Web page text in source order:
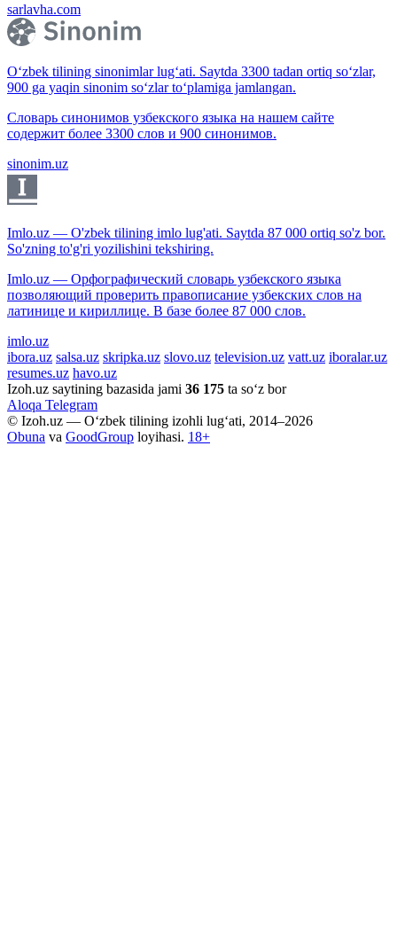
sarlavha.com
O‘zbek tilining sinonimlar lug‘ati. Saytda 3300 tadan ortiq so‘zlar,
900 ga yaqin sinonim so‘zlar to‘plamiga jamlangan.
Словарь синонимов узбекского языка на нашем сайте
содержит более 3300 слов и 900 синонимов.
sinonim.uz
Imlo.uz — O'zbek tilining imlo lug'ati. Saytda 87 000 ortiq so'z bor.
So'zning to'g'ri yozilishini tekshiring.
Imlo.uz — Орфографический словарь узбекского языка
позволяющий проверить правописание узбекских слов на
латинице и кириллице. В базе более 87 000 слов.
imlo.uz
ibora.uz salsa.uz skripka.uz slovo.uz television.uz vatt.uz iboralar.uz
resumes.uz havo.uz
Izoh.uz saytining bazasida jami 36 175 ta so‘z bor
Aloqa Telegram
© Izoh.uz — O‘zbek tilining izohli lug‘ati, 2014–2026
Obuna va GoodGroup loyihasi. 18+